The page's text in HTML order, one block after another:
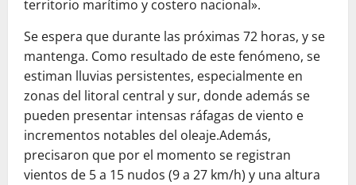
territorio marítimo y costero nacional».
Se espera que durante las próximas 72 horas, y se
mantenga. Como resultado de este fenómeno, se
estiman lluvias persistentes, especialmente en
zonas del litoral central y sur, donde además se
pueden presentar intensas ráfagas de viento e
incrementos notables del oleaje.Además,
precisaron que por el momento se registran
vientos de 5 a 15 nudos (9 a 27 km/h) y una altura